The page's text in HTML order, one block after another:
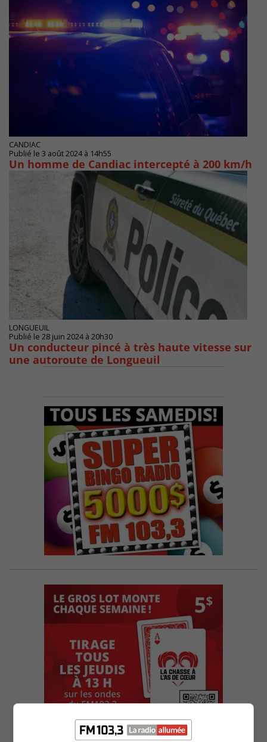
CANDIAC
Publié le 3 août 2024 à 14h55
Un homme de Candiac intercepté à 200 km/h
LONGUEUIL
Publié le 28 juin 2024 à 20h30
Un conducteur pincé à très haute vitesse sur
une autoroute de Longueuil